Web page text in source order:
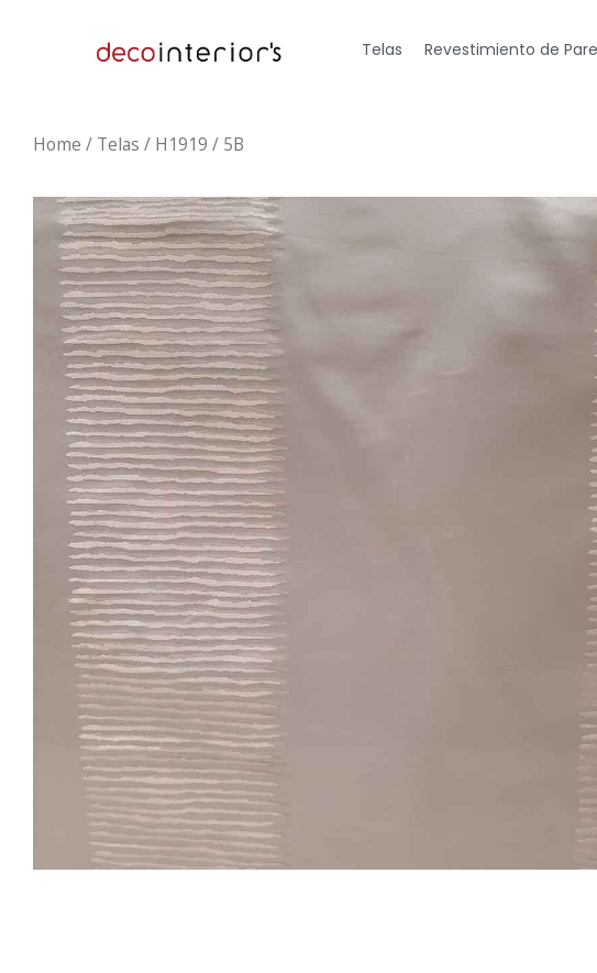
Telas Revestimiento de
Home / Telas / H1919 / 5B